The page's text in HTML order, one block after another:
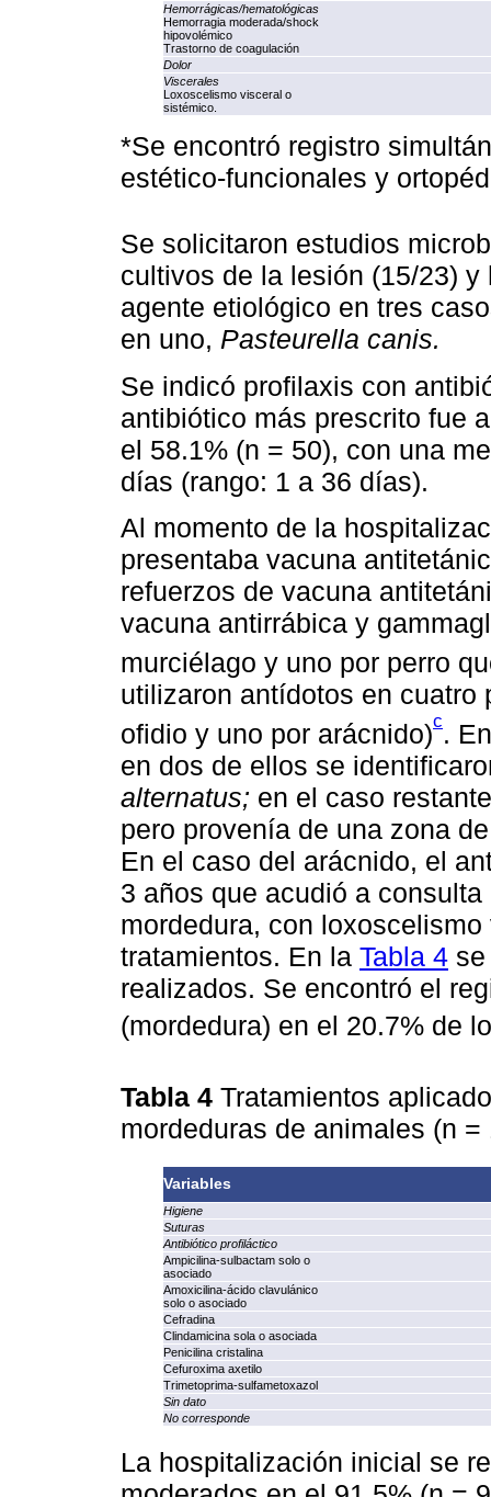
Hemorrágicas/hematológicas
Hemorragia moderada/shock
hipovolémico
Trastorno de coagulación
Dolor
Viscerales
Loxoscelismo visceral o
sistémico.
*Se encontró registro
estético‑funcionales y
Se solicitaron estudios
cultivos de la lesión (15/23)
agente etiológico en tres
en uno, Pasteurella canis.
Se indicó profilaxis con
antibiótico más prescrito fue
el 58.1% (n = 50), con una
días (rango: 1 a 36 días).
Al momento de la
presentaba vacuna
refuerzos de vacuna
vacuna antirrábica y
murciélago y uno por perro
utilizaron antídotos en cuatro
ofidio y uno por arácnido)c.
en dos de ellos se
alternatus; en el caso
pero provenía de una zona
En el caso del arácnido, el
3 años que acudió a
mordedura, con
tratamientos. En la Tabla 4
realizados. Se encontró el
(mordedura) en el 20.7% de
Tabla 4 Tratamientos
mordeduras de animales (n
Variables
Higiene
Suturas
Antibiótico profiláctico
Ampicilina‑sulbactam solo o
asociado
Amoxicilina‑ácido clavulánico
solo o asociado
Cefradina
Clindamicina sola o asociada
Penicilina cristalina
Cefuroxima axetilo
Trimetoprima‑sulfametoxazol
Sin dato
No corresponde
La hospitalización inicial se